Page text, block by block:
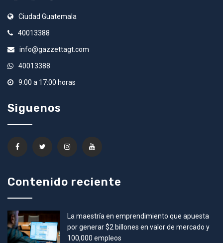
Ciudad Guatemala
40013388
info@gazzettagt.com
40013388
9:00 a 17:00 horas
Siguenos
Contenido reciente
La maestría en emprendimiento que apuesta
por generar $2 billones en valor de mercado y
100,000 empleos